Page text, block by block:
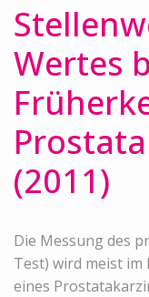
Wertes
(2011)
Die Messung des
Test) wird meist
eines